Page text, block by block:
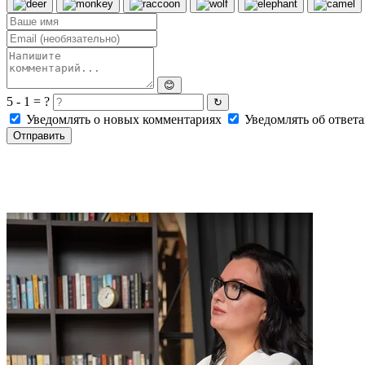
😊
5 - 1 = ? ↻
Уведомлять о новых комментариях Уведомлять об
Отправить